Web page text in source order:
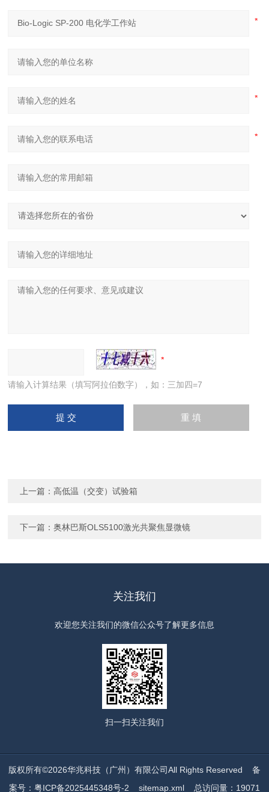
请输入计算结果（填写阿拉伯数字），如：三加四=7
上一篇：高低温（交变）试验箱
下一篇：奥林巴斯OLS5100激光共聚焦显微镜
关注我们
欢迎您关注我们的微信公众号了解更多信息
扫一扫关注我们
版权所有©2026华兆科技（广州）有限公司All Rights Reserved 备
案号：粤ICP备2025445348号-2
sitemap.xml总访问量：19071